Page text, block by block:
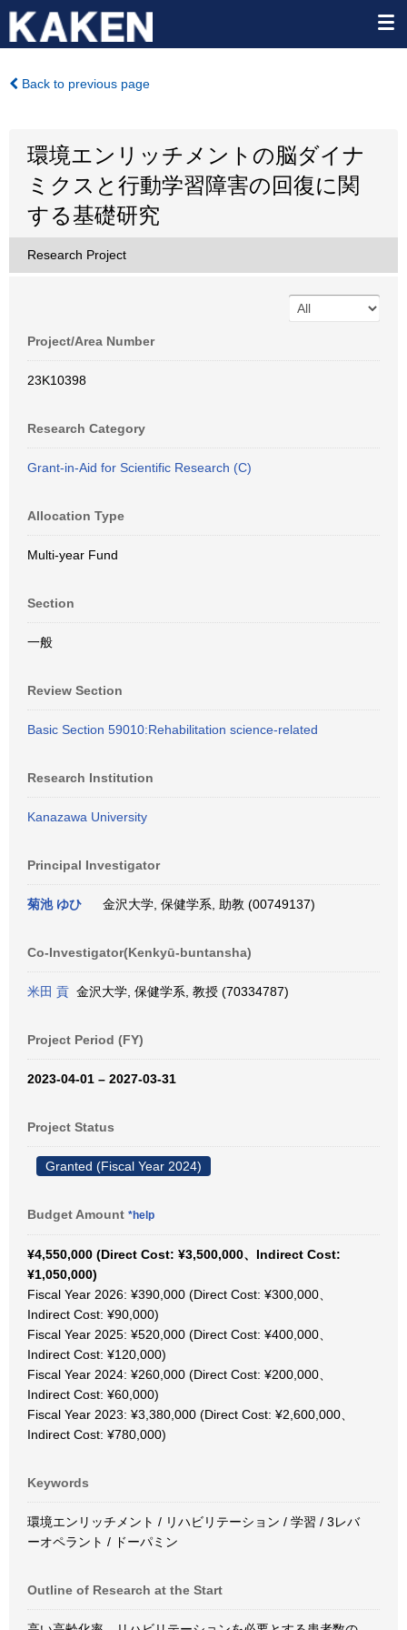
Back to previous page
環境エンリッチメントの脳ダイナ
ミクスと行動学習障害の回復に関
する基礎研究
Research Project
Project/Area Number
23K10398
Research Category
Grant-in-Aid for Scientific Research (C)
Allocation Type
Multi-year Fund
Section
一般
Review Section
Basic Section 59010:Rehabilitation science-related
Research Institution
Kanazawa University
Principal Investigator
菊池 ゆひ 金沢大学, 保健学系, 助教 (00749137)
Co-Investigator(Kenkyū-buntansha)
米田 貢 金沢大学, 保健学系, 教授 (70334787)
Project Period (FY)
2023-04-01 – 2027-03-31
Project Status
Granted (Fiscal Year 2024)
Budget Amount *help
¥4,550,000 (Direct Cost: ¥3,500,000、Indirect Cost:
¥1,050,000)
Fiscal Year 2026: ¥390,000 (Direct Cost: ¥300,000、
Indirect Cost: ¥90,000)
Fiscal Year 2025: ¥520,000 (Direct Cost: ¥400,000、
Indirect Cost: ¥120,000)
Fiscal Year 2024: ¥260,000 (Direct Cost: ¥200,000、
Indirect Cost: ¥60,000)
Fiscal Year 2023: ¥3,380,000 (Direct Cost: ¥2,600,000、
Indirect Cost: ¥780,000)
Keywords
環境エンリッチメント / リハビリテーション / 学習 / 3レバ
ーオペラント / ドーパミン
Outline of Research at the Start